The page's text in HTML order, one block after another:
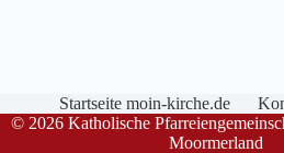
Startseite moin-kirche.de
© 2026 Katholische
Moormerland